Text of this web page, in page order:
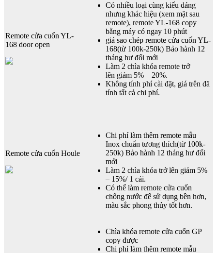
Remote cửa cuốn YL-
168 door open
Có nhiều loại cùng kiểu dáng
nhưng khác hiệu (xem mặt sau
remote), remote YL-168 copy
bằng máy có ngay 10 phút
giá sao chép remote cửa cuốn YL-
168(từ 100k-250k) Bảo hành 12
tháng hư đổi mới
Làm 2 chìa khóa remote trở
lên giảm 5% – 20%.
Không tính phí cài đặt, giá trên đã
tính tất cả chi phí.
Remote cửa cuốn Houle
Chi phí làm thêm remote mẫu
Inox chuẩn tương thích(từ 100k-
250k) Bảo hành 12 tháng hư đổi
mới
Làm 2 chìa khóa trở lên giảm 5%
– 15%/ 1 cái.
Có thể làm remote cửa cuốn
chống nước để sử dụng bền hơn,
màu sắc phong thủy tốt hơn.
Chìa khóa remote cửa cuốn GP
copy được
Chi phí làm thêm remote mẫu